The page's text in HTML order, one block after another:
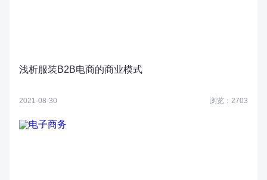
浅析服装B2B电商的商业模式
2021-08-30 浏览：2703